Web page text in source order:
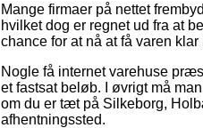
Mange firmaer på nettet
hvilket dog er regnet ud fra at
chance for at nå at få varen
Nogle få internet varehuse
et fastsat beløb. I øvrigt må
om du er tæt på Silkeborg,
afhentningssted.